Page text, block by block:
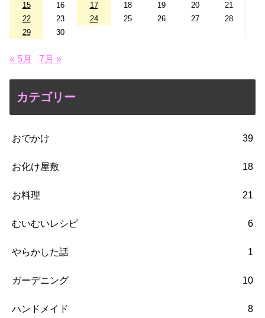
15
16 17 18 19 20
21
22
23 24 25 26 27
28
29
30
« 5月 7月 »
カテゴリー
おでかけ 39
お化け屋敷 18
お料理 21
むいむいレシピ 6
やらかした話 1
ガーデニング 10
ハンドメイド 8